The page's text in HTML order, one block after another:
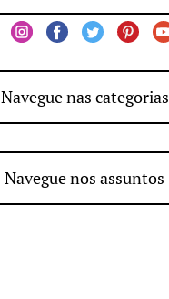
Navegue nas categorias
Navegue nos assuntos